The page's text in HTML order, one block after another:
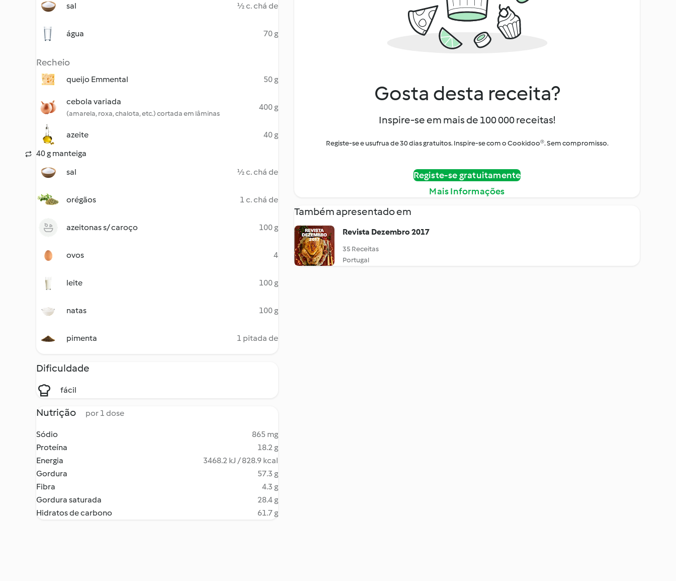
sal ½ c. chá de
água 70 g
Recheio
queijo Emmental 50 g
cebola variada
(amarela, roxa, chalota, etc.) cortada em lâminas
400 g
azeite
40 g
40 g manteiga
sal
½ c. chá de
orégãos 1 c. chá de
azeitonas s/ caroço 100 g
ovos 4
leite 100 g
natas 100 g
pimenta 1 pitada de
Dificuldade
fácil
Nutrição por 1 dose
Sódio
865 mg
Proteína
18.2 g
Energia
3468.2 kJ / 828.9 kcal
Gordura
57.3 g
Fibra
4.3 g
Gordura saturada
28.4 g
Hidratos de carbono
61.7 g
Gosta desta receita?
Inspire-se em mais de 100 000 receitas!
Registe-se e usufrua de 30 dias gratuitos. Inspire-se com o Cookidoo®. Sem compromisso.
Registe-se gratuitamente
Mais Informações
Também apresentado em
Revista Dezembro 2017
35 Receitas
Portugal